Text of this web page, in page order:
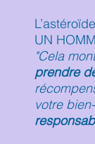
L’astéroïde
UN
"Cela
prendre
votre